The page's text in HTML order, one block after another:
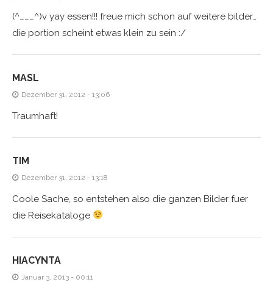
(^___^)v yay essen!!! freue mich schon auf weitere bilder…
die portion scheint etwas klein zu sein :/
MASL
Dezember 31, 2012 - 13:06
Traumhaft!
TIM
Dezember 31, 2012 - 13:18
Coole Sache, so entstehen also die ganzen Bilder fuer
die Reisekataloge
HIACYNTA
Januar 3, 2013 - 00:11